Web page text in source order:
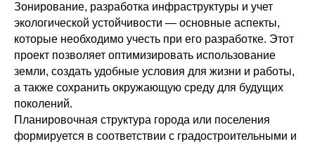
Зонирование, разработка инфраструктуры и учет
экологической устойчивости — основные аспекты,
которые необходимо учесть при его разработке. Этот
проект позволяет оптимизировать использование
земли, создать удобные условия для жизни и работы,
а также сохранить окружающую среду для будущих
поколений.
Планировочная структура города или поселения
формируется в соответствии с градостроительными и